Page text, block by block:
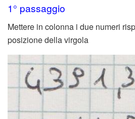
1° passaggio
Mettere in colonna i due numeri
posizione della virgola